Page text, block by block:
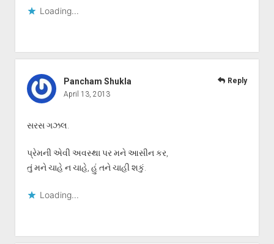
Loading...
Pancham Shukla
April 13, 2013
સરસ ગઝલ.
પ્રેમની એવી અવસ્થા પર મને આસીન કર,
તું મને ચાહે ન ચાહે, હું તને ચાહી શકું.
Loading...
Reply